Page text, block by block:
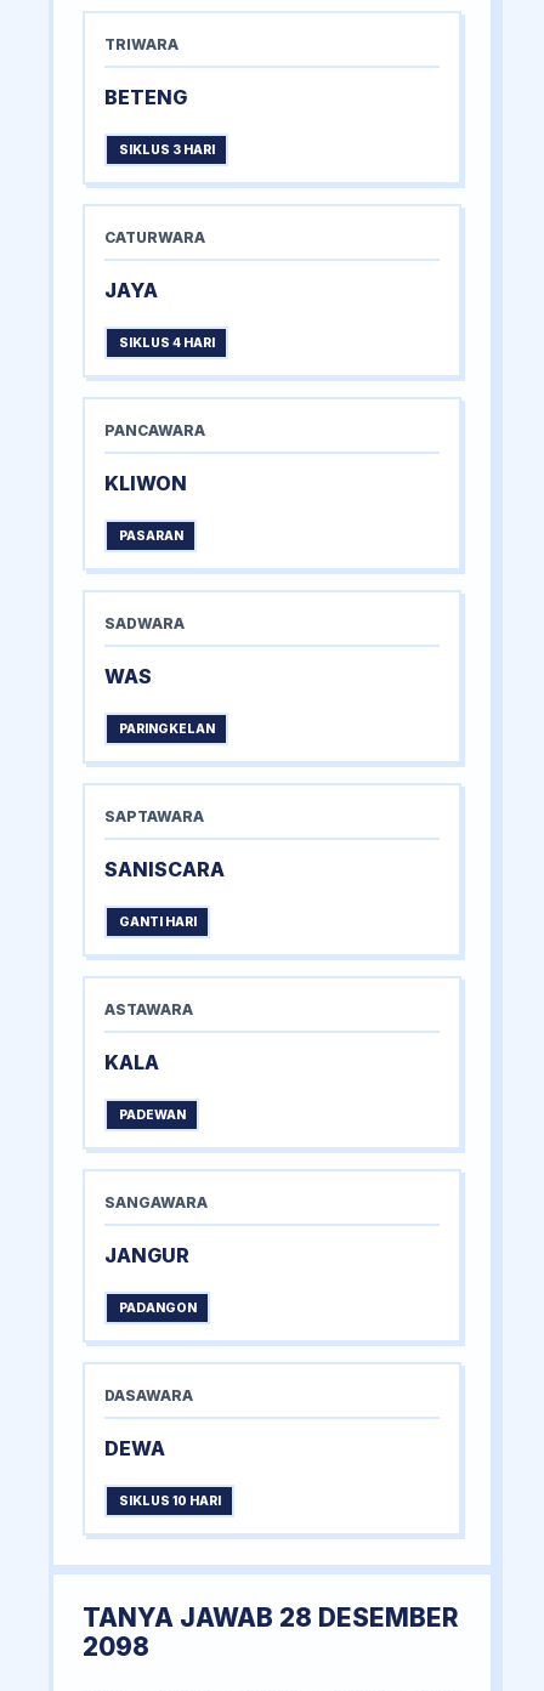
TRIWARA
BETENG
SIKLUS 3 HARI
CATURWARA
JAYA
SIKLUS 4 HARI
PANCAWARA
KLIWON
PASARAN
SADWARA
WAS
PARINGKELAN
SAPTAWARA
SANISCARA
GANTI HARI
ASTAWARA
KALA
PADEWAN
SANGAWARA
JANGUR
PADANGON
DASAWARA
DEWA
SIKLUS 10 HARI
TANYA JAWAB 28 DESEMBER
2098